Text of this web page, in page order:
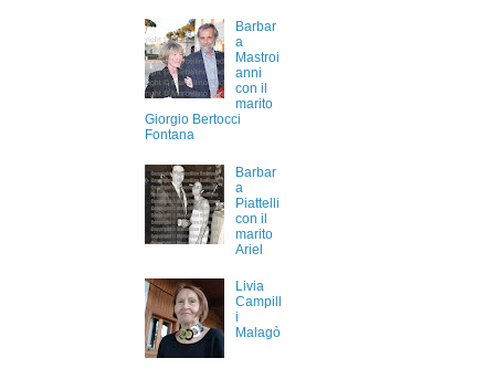
Barbar
a
Mastroi
anni
con il
marito
Giorgio Bertocci
Fontana
Barbar
a
Piattelli
con il
marito
Ariel
Livia
Campill
i
Malagò